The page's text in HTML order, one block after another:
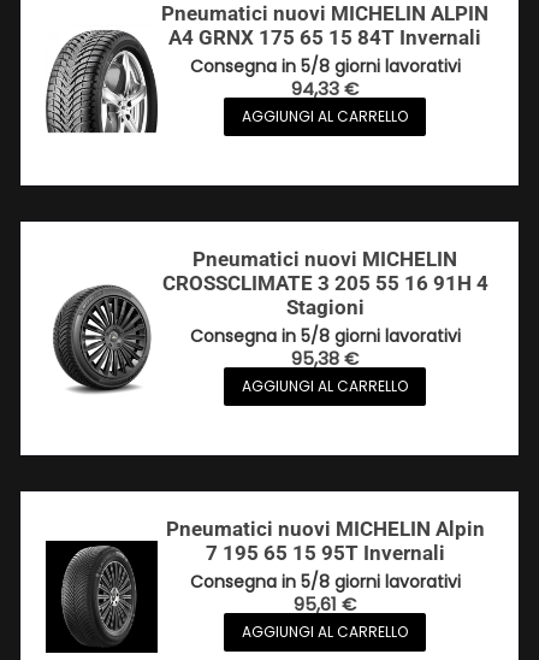
Pneumatici nuovi MICHELIN ALPIN
A4 GRNX 175 65 15 84T Invernali
Consegna in 5/8 giorni lavorativi
94,33€
AGGIUNGI AL CARRELLO
Pneumatici nuovi MICHELIN
CROSSCLIMATE 3 205 55 16 91H 4
Stagioni
Consegna in 5/8 giorni lavorativi
95,38€
AGGIUNGI AL CARRELLO
Pneumatici nuovi MICHELIN Alpin
7 195 65 15 95T Invernali
Consegna in 5/8 giorni lavorativi
95,61€
AGGIUNGI AL CARRELLO